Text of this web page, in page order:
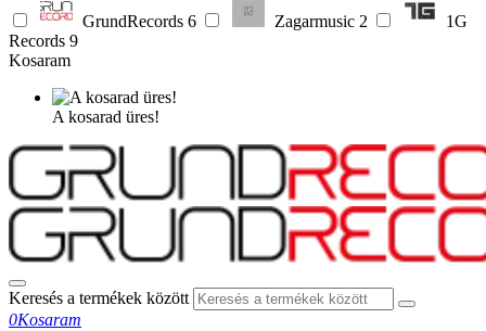
GrundRecords 6 Zagarmusic 2
1G
Records 9
Kosaram
A kosarad üres!
Keresés a termékek között
0Kosaram